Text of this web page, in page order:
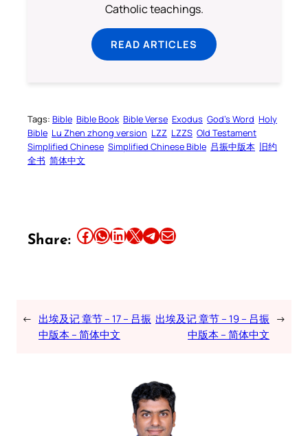
Catholic teachings.
READ ARTICLES
Tags: Bible Bible Book Bible Verse Exodus God’s Word Holy
Bible Lu Zhen zhong version LZZ LZZS Old Testament
Simplified Chinese Simplified Chinese Bible 吕振中版本 旧约
全书 简体中文
Share: Share this article on Facebook Share this article on WhatsApp Share this article on LinkedIn Share this article on X Share this article on TelegramEmail this Article
← 出埃及记 章节 – 17 – 吕振
中版本 – 简体中文
出埃及记 章节 – 19 – 吕振
中版本 – 简体中文
→